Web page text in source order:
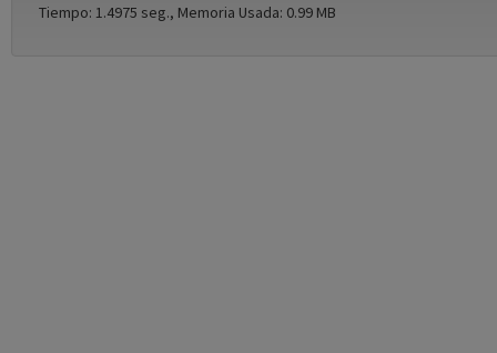
Tiempo: 1.4975 seg., Memoria Usada: 0.99 MB